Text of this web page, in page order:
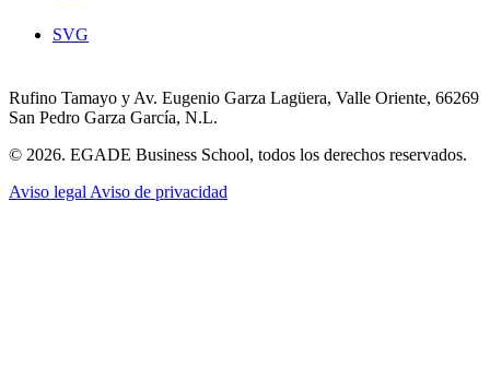
SVG
Rufino Tamayo y Av. Eugenio Garza Lagüera, Valle Oriente, 66269
San Pedro Garza García, N.L.
© 2026. EGADE Business School, todos los derechos reservados.
Aviso legal Aviso de privacidad